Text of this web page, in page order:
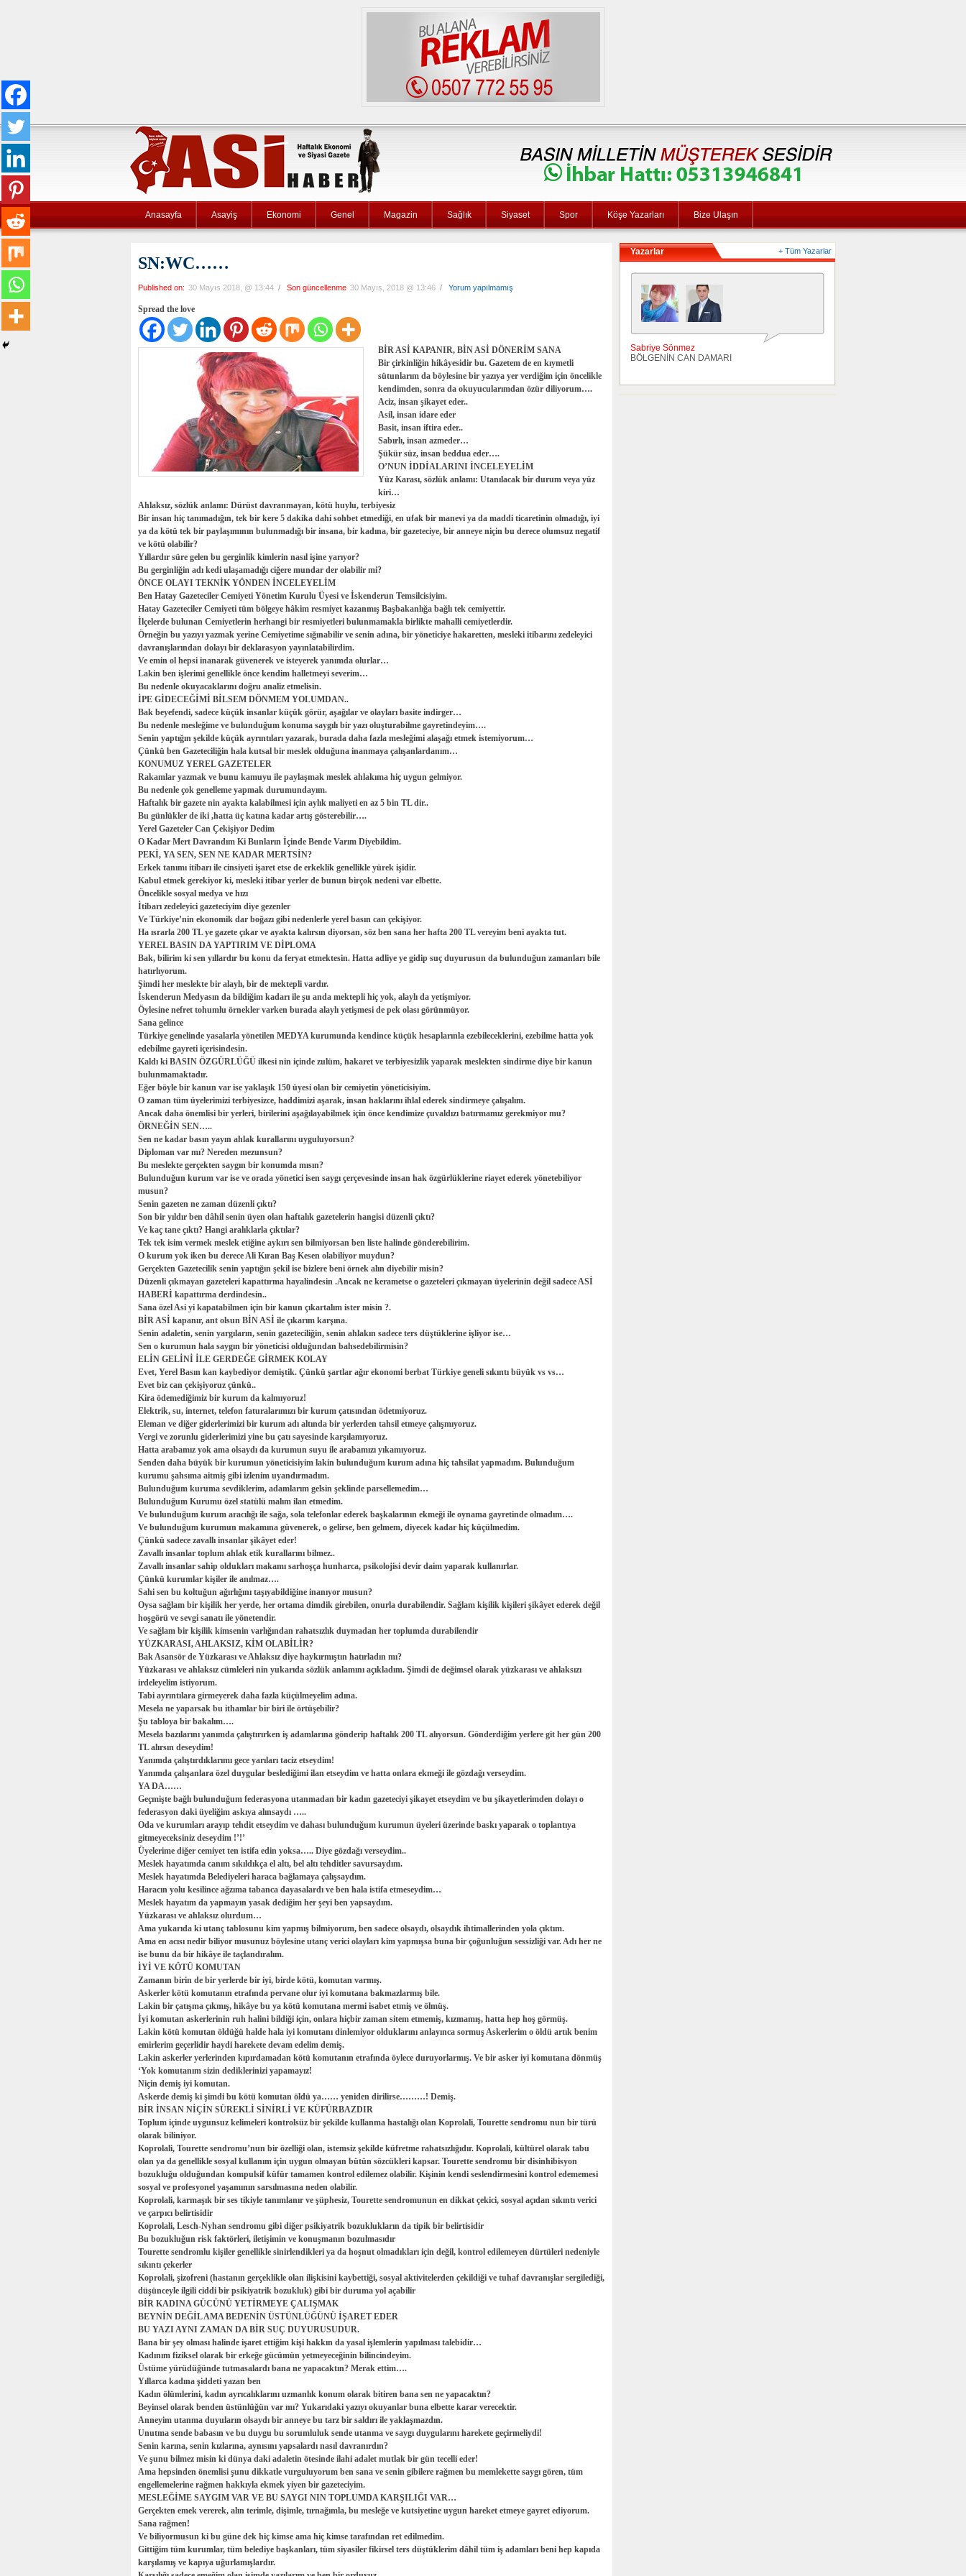
Anasayfa Asayiş Ekonomi Genel Magazin Sağlık Siyaset Spor Köşe Yazarları Bize Ulaşın
SN:WC……
Published on: 30 Mayıs 2018, @ 13:44 / Son güncellenme 30 Mayıs, 2018 @ 13:46 / Yorum yapılmamış
Spread the love
BİR ASİ KAPANIR, BİN ASİ DÖNERİM SANA
Bir çirkinliğin hikâyesidir bu. Gazetem de en kıymetli
sütunlarım da böylesine bir yazıya yer verdiğim için öncelikle
kendimden, sonra da okuyucularımdan özür diliyorum….
Aciz, insan şikayet eder..
Asil, insan idare eder
Basit, insan iftira eder..
Sabırlı, insan azmeder…
Şükür süz, insan beddua eder….
O’NUN İDDİALARINI İNCELEYELİM
Yüz Karası, sözlük anlamı: Utanılacak bir durum veya yüz
kiri…
Ahlaksız, sözlük anlamı: Dürüst davranmayan, kötü huylu, terbiyesiz
Bir insan hiç tanımadığın, tek bir kere 5 dakika dahi sohbet etmediği, en ufak bir manevi ya da maddi ticaretinin olmadığı, iyi
ya da kötü tek bir paylaşımının bulunmadığı bir insana, bir kadına, bir gazeteciye, bir anneye niçin bu derece olumsuz negatif
ve kötü olabilir?
Yıllardır süre gelen bu gerginlik kimlerin nasıl işine yarıyor?
Bu gerginliğin adı kedi ulaşamadığı ciğere mundar der olabilir mi?
ÖNCE OLAYI TEKNİK YÖNDEN İNCELEYELİM
Ben Hatay Gazeteciler Cemiyeti Yönetim Kurulu Üyesi ve İskenderun Temsilcisiyim.
Hatay Gazeteciler Cemiyeti tüm bölgeye hâkim resmiyet kazanmış Başbakanlığa bağlı tek cemiyettir.
İlçelerde bulunan Cemiyetlerin herhangi bir resmiyetleri bulunmamakla birlikte mahalli cemiyetlerdir.
Örneğin bu yazıyı yazmak yerine Cemiyetime sığınabilir ve senin adına, bir yöneticiye hakaretten, mesleki itibarını zedeleyici
davranışlarından dolayı bir deklarasyon yayınlatabilirdim.
Ve emin ol hepsi inanarak güvenerek ve isteyerek yanımda olurlar…
Lakin ben işlerimi genellikle önce kendim halletmeyi severim…
Bu nedenle okuyacaklarını doğru analiz etmelisin.
İPE GİDECEĞİMİ BİLSEM DÖNMEM YOLUMDAN..
Bak beyefendi, sadece küçük insanlar küçük görür, aşağılar ve olayları basite indirger…
Bu nedenle mesleğime ve bulunduğum konuma saygılı bir yazı oluşturabilme gayretindeyim….
Senin yaptığın şekilde küçük ayrıntıları yazarak, burada daha fazla mesleğimi alaşağı etmek istemiyorum…
Çünkü ben Gazeteciliğin hala kutsal bir meslek olduğuna inanmaya çalışanlardanım…
KONUMUZ YEREL GAZETELER
Rakamlar yazmak ve bunu kamuyu ile paylaşmak meslek ahlakıma hiç uygun gelmiyor.
Bu nedenle çok genelleme yapmak durumundayım.
Haftalık bir gazete nin ayakta kalabilmesi için aylık maliyeti en az 5 bin TL dir..
Bu günlükler de iki ,hatta üç katına kadar artış gösterebilir….
Yerel Gazeteler Can Çekişiyor Dedim
O Kadar Mert Davrandım Ki Bunların İçinde Bende Varım Diyebildim.
PEKİ, YA SEN, SEN NE KADAR MERTSİN?
Erkek tanımı itibarı ile cinsiyeti işaret etse de erkeklik genellikle yürek işidir.
Kabul etmek gerekiyor ki, mesleki itibar yerler de bunun birçok nedeni var elbette.
Öncelikle sosyal medya ve hızı
İtibarı zedeleyici gazeteciyim diye gezenler
Ve Türkiye’nin ekonomik dar boğazı gibi nedenlerle yerel basın can çekişiyor.
Ha ısrarla 200 TL ye gazete çıkar ve ayakta kalırsın diyorsan, söz ben sana her hafta 200 TL vereyim beni ayakta tut.
YEREL BASIN DA YAPTIRIM VE DİPLOMA
Bak, bilirim ki sen yıllardır bu konu da feryat etmektesin. Hatta adliye ye gidip suç duyurusun da bulunduğun zamanları bile
hatırlıyorum.
Şimdi her meslekte bir alaylı, bir de mektepli vardır.
İskenderun Medyasın da bildiğim kadarı ile şu anda mektepli hiç yok, alaylı da yetişmiyor.
Öylesine nefret tohumlu örnekler varken burada alaylı yetişmesi de pek olası görünmüyor.
Sana gelince
Türkiye genelinde yasalarla yönetilen MEDYA kurumunda kendince küçük hesaplarınla ezebileceklerini, ezebilme hatta yok
edebilme gayreti içerisindesin.
Kaldı ki BASIN ÖZGÜRLÜĞÜ ilkesi nin içinde zulüm, hakaret ve terbiyesizlik yaparak meslekten sindirme diye bir kanun
bulunmamaktadır.
Eğer böyle bir kanun var ise yaklaşık 150 üyesi olan bir cemiyetin yöneticisiyim.
O zaman tüm üyelerimizi terbiyesizce, haddimizi aşarak, insan haklarını ihlal ederek sindirmeye çalışalım.
Ancak daha önemlisi bir yerleri, birilerini aşağılayabilmek için önce kendimize çuvaldızı batırmamız gerekmiyor mu?
ÖRNEĞİN SEN…..
Sen ne kadar basın yayın ahlak kurallarını uyguluyorsun?
Diploman var mı? Nereden mezunsun?
Bu meslekte gerçekten saygın bir konumda mısın?
Bulunduğun kurum var ise ve orada yönetici isen saygı çerçevesinde insan hak özgürlüklerine riayet ederek yönetebiliyor
musun?
Senin gazeten ne zaman düzenli çıktı?
Son bir yıldır ben dâhil senin üyen olan haftalık gazetelerin hangisi düzenli çıktı?
Ve kaç tane çıktı? Hangi aralıklarla çıktılar?
Tek tek isim vermek meslek etiğine aykırı sen bilmiyorsan ben liste halinde gönderebilirim.
O kurum yok iken bu derece Ali Kıran Baş Kesen olabiliyor muydun?
Gerçekten Gazetecilik senin yaptığın şekil ise bizlere beni örnek alın diyebilir misin?
Düzenli çıkmayan gazeteleri kapattırma hayalindesin .Ancak ne kerametse o gazeteleri çıkmayan üyelerinin değil sadece ASİ
HABERİ kapattırma derdindesin..
Sana özel Asi yi kapatabilmen için bir kanun çıkartalım ister misin ?.
BİR ASİ kapanır, ant olsun BİN ASİ ile çıkarım karşına.
Senin adaletin, senin yargıların, senin gazeteciliğin, senin ahlakın sadece ters düştüklerine işliyor ise…
Sen o kurumun hala saygın bir yöneticisi olduğundan bahsedebilirmisin?
ELİN GELİNİ İLE GERDEĞE GİRMEK KOLAY
Evet, Yerel Basın kan kaybediyor demiştik. Çünkü şartlar ağır ekonomi berbat Türkiye geneli sıkıntı büyük vs vs…
Evet biz can çekişiyoruz çünkü..
Kira ödemediğimiz bir kurum da kalmıyoruz!
Elektrik, su, internet, telefon faturalarımızı bir kurum çatısından ödetmiyoruz.
Eleman ve diğer giderlerimizi bir kurum adı altında bir yerlerden tahsil etmeye çalışmıyoruz.
Vergi ve zorunlu giderlerimizi yine bu çatı sayesinde karşılamıyoruz.
Hatta arabamız yok ama olsaydı da kurumun suyu ile arabamızı yıkamıyoruz.
Senden daha büyük bir kurumun yöneticisiyim lakin bulunduğum kurum adına hiç tahsilat yapmadım. Bulunduğum
kurumu şahsıma aitmiş gibi izlenim uyandırmadım.
Bulunduğum kuruma sevdiklerim, adamlarım gelsin şeklinde parsellemedim…
Bulunduğum Kurumu özel statülü malım ilan etmedim.
Ve bulunduğum kurum aracılığı ile sağa, sola telefonlar ederek başkalarının ekmeği ile oynama gayretinde olmadım….
Ve bulunduğum kurumun makamına güvenerek, o gelirse, ben gelmem, diyecek kadar hiç küçülmedim.
Çünkü sadece zavallı insanlar şikâyet eder!
Zavallı insanlar toplum ahlak etik kurallarını bilmez..
Zavallı insanlar sahip oldukları makamı sarhoşça hunharca, psikolojisi devir daim yaparak kullanırlar.
Çünkü kurumlar kişiler ile anılmaz….
Sahi sen bu koltuğun ağırlığını taşıyabildiğine inanıyor musun?
Oysa sağlam bir kişilik her yerde, her ortama dimdik girebilen, onurla durabilendir. Sağlam kişilik kişileri şikâyet ederek değil
hoşgörü ve sevgi sanatı ile yönetendir.
Ve sağlam bir kişilik kimsenin varlığından rahatsızlık duymadan her toplumda durabilendir
YÜZKARASI, AHLAKSIZ, KİM OLABİLİR?
Bak Asansör de Yüzkarası ve Ahlaksız diye haykırmıştın hatırladın mı?
Yüzkarası ve ahlaksız cümleleri nin yukarıda sözlük anlamını açıkladım. Şimdi de değimsel olarak yüzkarası ve ahlaksızı
irdeleyelim istiyorum.
Tabi ayrıntılara girmeyerek daha fazla küçülmeyelim adına.
Mesela ne yaparsak bu ithamlar bir biri ile örtüşebilir?
Şu tabloya bir bakalım….
Mesela bazılarını yanımda çalıştırırken iş adamlarına gönderip haftalık 200 TL alıyorsun. Gönderdiğim yerlere git her gün 200
TL alırsın deseydim!
Yanımda çalıştırdıklarımı gece yarıları taciz etseydim!
Yanımda çalışanlara özel duygular beslediğimi ilan etseydim ve hatta onlara ekmeği ile gözdağı verseydim.
YA DA……
Geçmişte bağlı bulunduğum federasyona utanmadan bir kadın gazeteciyi şikayet etseydim ve bu şikayetlerimden dolayı o
federasyon daki üyeliğim askıya alınsaydı …..
Oda ve kurumları arayıp tehdit etseydim ve dahası bulunduğum kurumun üyeleri üzerinde baskı yaparak o toplantıya
gitmeyeceksiniz deseydim !’!’
Üyelerime diğer cemiyet ten istifa edin yoksa….. Diye gözdağı verseydim..
Meslek hayatımda canım sıkıldıkça el altı, bel altı tehditler savursaydım.
Meslek hayatımda Belediyeleri haraca bağlamaya çalışsaydım.
Haracın yolu kesilince ağzıma tabanca dayasalardı ve ben hala istifa etmeseydim…
Meslek hayatım da yapmayın yasak dediğim her şeyi ben yapsaydım.
Yüzkarası ve ahlaksız olurdum…
Ama yukarıda ki utanç tablosunu kim yapmış bilmiyorum, ben sadece olsaydı, olsaydık ihtimallerinden yola çıktım.
Ama en acısı nedir biliyor musunuz böylesine utanç verici olayları kim yapmışsa buna bir çoğunluğun sessizliği var. Adı her ne
ise bunu da bir hikâye ile taçlandıralım.
İYİ VE KÖTÜ KOMUTAN
Zamanın birin de bir yerlerde bir iyi, birde kötü, komutan varmış.
Askerler kötü komutanın etrafında pervane olur iyi komutana bakmazlarmış bile.
Lakin bir çatışma çıkmış, hikâye bu ya kötü komutana mermi isabet etmiş ve ölmüş.
İyi komutan askerlerinin ruh halini bildiği için, onlara hiçbir zaman sitem etmemiş, kızmamış, hatta hep hoş görmüş.
Lakin kötü komutan öldüğü halde hala iyi komutanı dinlemiyor olduklarını anlayınca sormuş Askerlerim o öldü artık benim
emirlerim geçerlidir haydi harekete devam edelim demiş.
Lakin askerler yerlerinden kıpırdamadan kötü komutanın etrafında öylece duruyorlarmış. Ve bir asker iyi komutana dönmüş
‘Yok komutanım sizin dediklerinizi yapamayız!
Niçin demiş iyi komutan.
Askerde demiş ki şimdi bu kötü komutan öldü ya…… yeniden dirilirse………! Demiş.
BİR İNSAN NİÇİN SÜREKLİ SİNİRLİ VE KÜFÜRBAZDIR
Toplum içinde uygunsuz kelimeleri kontrolsüz bir şekilde kullanma hastalığı olan Koprolali, Tourette sendromu nun bir türü
olarak biliniyor.
Koprolali, Tourette sendromu’nun bir özelliği olan, istemsiz şekilde küfretme rahatsızlığıdır. Koprolali, kültürel olarak tabu
olan ya da genellikle sosyal kullanım için uygun olmayan bütün sözcükleri kapsar. Tourette sendromu bir disinhibisyon
bozukluğu olduğundan kompulsif küfür tamamen kontrol edilemez olabilir. Kişinin kendi seslendirmesini kontrol edememesi
sosyal ve profesyonel yaşamının sarsılmasına neden olabilir.
Koprolali, karmaşık bir ses tikiyle tanımlanır ve şüphesiz, Tourette sendromunun en dikkat çekici, sosyal açıdan sıkıntı verici
ve çarpıcı belirtisidir
Koprolali, Lesch-Nyhan sendromu gibi diğer psikiyatrik bozuklukların da tipik bir belirtisidir
Bu bozukluğun risk faktörleri, iletişimin ve konuşmanın bozulmasıdır
Tourette sendromlu kişiler genellikle sinirlendikleri ya da hoşnut olmadıkları için değil, kontrol edilemeyen dürtüleri nedeniyle
sıkıntı çekerler
Koprolali, şizofreni (hastanın gerçeklikle olan ilişkisini kaybettiği, sosyal aktivitelerden çekildiği ve tuhaf davranışlar sergilediği,
düşünceyle ilgili ciddi bir psikiyatrik bozukluk) gibi bir duruma yol açabilir
BİR KADINA GÜCÜNÜ YETİRMEYE ÇALIŞMAK
BEYNİN DEĞİL AMA BEDENİN ÜSTÜNLÜĞÜNÜ İŞARET EDER
BU YAZI AYNI ZAMAN DA BİR SUÇ DUYURUSUDUR.
Bana bir şey olması halinde işaret ettiğim kişi hakkın da yasal işlemlerin yapılması talebidir…
Kadınım fiziksel olarak bir erkeğe gücümün yetmeyeceğinin bilincindeyim.
Üstüme yürüdüğünde tutmasalardı bana ne yapacaktın? Merak ettim….
Yıllarca kadına şiddeti yazan ben
Kadın ölümlerini, kadın ayrıcalıklarını uzmanlık konum olarak bitiren bana sen ne yapacaktın?
Beyinsel olarak benden üstünlüğün var mı? Yukarıdaki yazıyı okuyanlar buna elbette karar verecektir.
Anneyim utanma duyuların olsaydı bir anneye bu tarz bir saldırı ile yaklaşmazdın.
Unutma sende babasın ve bu duygu bu sorumluluk sende utanma ve saygı duygularını harekete geçirmeliydi!
Senin karına, senin kızlarına, aynısını yapsalardı nasıl davranırdın?
Ve şunu bilmez misin ki dünya daki adaletin ötesinde ilahi adalet mutlak bir gün tecelli eder!
Ama hepsinden önemlisi şunu dikkatle vurguluyorum ben sana ve senin gibilere rağmen bu memlekette saygı gören, tüm
engellemelerine rağmen hakkıyla ekmek yiyen bir gazeteciyim.
MESLEĞİME SAYGIM VAR VE BU SAYGI NIN TOPLUMDA KARŞILIĞI VAR…
Gerçekten emek vererek, alın terimle, dişimle, tırnağımla, bu mesleğe ve kutsiyetine uygun hareket etmeye gayret ediyorum.
Sana rağmen!
Ve biliyormusun ki bu güne dek hiç kimse ama hiç kimse tarafından ret edilmedim.
Gittiğim tüm kurumlar, tüm belediye başkanları, tüm siyasiler fikirsel ters düştüklerim dâhil tüm iş adamları beni hep kapıda
karşılamış ve kapıya uğurlamışlardır.
Yazarlar + Tüm Yazarlar
Sabriye Sönmez
BÖLGENİN CAN DAMARI